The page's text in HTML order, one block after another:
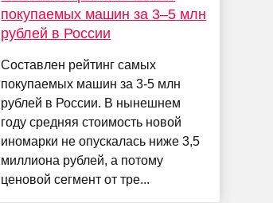
покупаемых машин за 3–5 млн
рублей в России
Составлен рейтинг самых
покупаемых машин за 3-5 млн
рублей в России. В нынешнем
году средняя стоимость новой
иномарки не опускалась ниже 3,5
миллиона рублей, а потому
ценовой сегмент от тре...